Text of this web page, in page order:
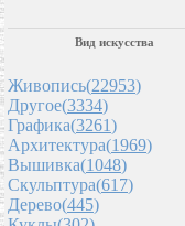
Вид искусства
Живопись(22953)
Другое(3334)
Графика(3261)
Архитектура(1969)
Вышивка(1048)
Скульптура(617)
Дерево(445)